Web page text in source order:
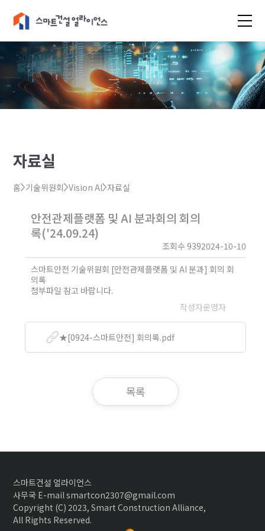
자료실
홈 기술위원회 Vision AI 자료실
안전관제플랫폼 및 AI 분과회의 회의
록('24.09.24)
2024-10-10
조회수 939
스마트안전 기술위원회 [안전관제플랫폼 및 AI 분과] 회 의 회
의록
첨부파일 참고 바랍니다.
작성자운영자
★[0924-스마트안전] 회의록.pdf
목록
스마트건설 얼라이언스
사무국 E-mail smartcon2307@gmail.com
Copyright (C) 2023, Smart Construction Alliance,
All Rights Reserved.